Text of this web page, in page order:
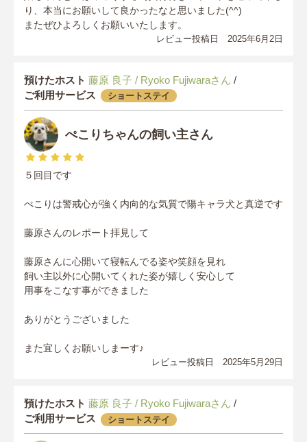
り、本当にお願いして良かったなと思いました(^^)
またぜひよろしくお願いいたします。
レビュー投稿日 2025年6月2日
預けたホスト 藤原 良子 / Ryoko Fujiwaraさん /
ご利用サービス
ショートステイ
ぺこりちゃんの飼い主さん
５回目です
ぺこりは警戒心が強く内向的な気質で陽キャラ犬と真逆です
藤原さんのレポート拝見して
藤原さんに心開いて寝転んでる姿や笑顔を見れ
飼い主以外に心開いてくれた姿が嬉しく安心して
用事をこなす事ができました
ありがとうございました
また宜しくお願いしまーす♪
レビュー投稿日 2025年5月29日
預けたホスト 藤原 良子 / Ryoko Fujiwaraさん /
ご利用サービス
ショートステイ